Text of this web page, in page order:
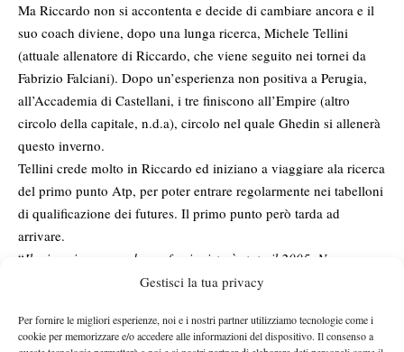
Gestisci la tua privacy
Per fornire le migliori esperienze, noi e i nostri partner utilizziamo tecnologie come i
cookie per memorizzare e/o accedere alle informazioni del dispositivo. Il consenso a
Ma Riccardo non si accontenta e decide di cambiare ancora e il
suo coach diviene, dopo una lunga ricerca, Michele Tellini
(attuale allenatore di Riccardo, che viene seguito nei tornei da
Fabrizio Falciani). Dopo un’esperienza non positiva a Perugia,
all’Accademia di Castellani, i tre finiscono all’Empire (altro
circolo della capitale, n.d.a), circolo nel quale Ghedin si allenerà
questo inverno.
Tellini crede molto in Riccardo ed iniziano a viaggiare ala ricerca
del primo punto Atp, per poter entrare regolarmente nei tabelloni
di qualificazione dei futures. Il primo punto però tarda ad
arrivare.
“Il mio primo anno da professionista è stato il 2005. Non
riuscivo a prendere il primo punto. Superavo spesso le
del ranking mondiale, ma una volta entrato nel tabellone